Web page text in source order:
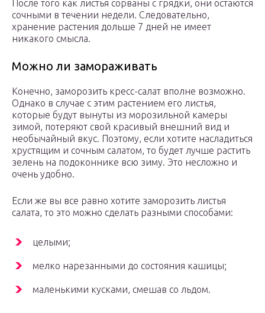
После того как листья сорваны с грядки, они остаются
сочными в течении недели. Следовательно,
хранение растения дольше 7 дней не имеет
никакого смысла.
Можно ли замораживать
Конечно, заморозить кресс-салат вполне возможно.
Однако в случае с этим растением его листья,
которые будут вынуты из морозильной камеры
зимой, потеряют свой красивый внешний вид и
необычайный вкус. Поэтому, если хотите насладиться
хрустящим и сочным салатом, то будет лучше растить
зелень на подоконнике всю зиму. Это несложно и
очень удобно.
Если же вы все равно хотите заморозить листья
салата, то это можно сделать разными способами:
целыми;
мелко нарезанными до состояния кашицы;
маленькими кусками, смешав со льдом.